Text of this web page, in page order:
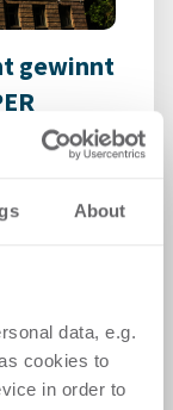
About
data, e.g.
cookies to
in order to
gewinnt
...